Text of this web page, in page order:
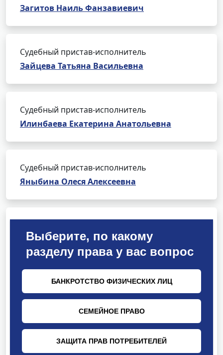
Загитов Наиль Фанзавиевич
Судебный пристав-исполнитель
Зайцева Татьяна Васильевна
Судебный пристав-исполнитель
Илинбаева Екатерина Анатольевна
Судебный пристав-исполнитель
Яныбина Олеся Алексеевна